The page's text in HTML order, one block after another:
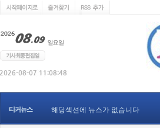
티커뉴스 해당섹션에 뉴스가 없습니다